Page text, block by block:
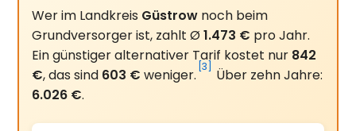
Wer im Landkreis Güstrow noch beim
Grundversorger ist, zahlt Ø1.473 € pro Jahr.
Ein günstiger alternativer Tarif kostet nur 842
€, das sind 603 € weniger. [3]
Über zehn Jahre:
6.026 €.